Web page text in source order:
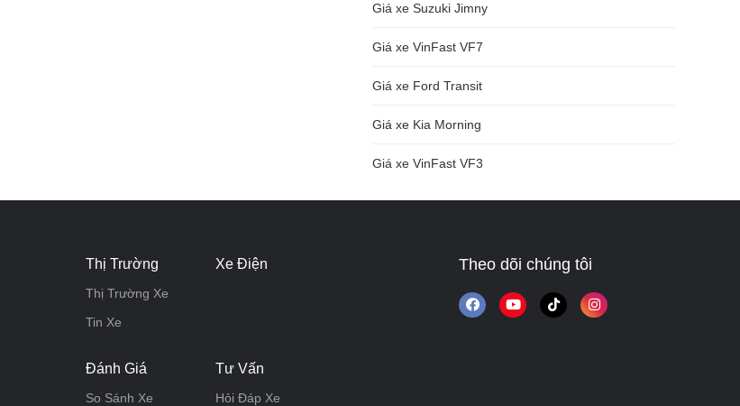
Giá xe Suzuki Jimny
Giá xe VinFast VF7
Giá xe Ford Transit
Giá xe Kia Morning
Giá xe VinFast VF3
Thị Trường
Thị Trường Xe
Tin Xe
Xe Điện
Đánh Giá
So Sánh Xe
Tư Vấn
Hỏi Đáp Xe
Theo dõi chúng tôi